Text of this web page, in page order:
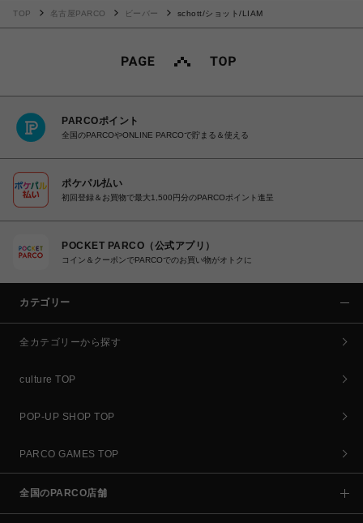
TOP 名古屋PARCO ビーバー schott/ショット/LIAM
PARCOポイント
全国のPARCOやONLINE PARCOで貯まる＆使える
ポケパル払い
初回登録＆お買物で最大1,500円分のPARCOポイント進呈
POCKET PARCO（公式アプリ）
コイン＆クーポンでPARCOでのお買い物がオトクに
カテゴリー
全カテゴリーから探す
culture TOP
POP-UP SHOP TOP
PARCO GAMES TOP
全国のPARCO店舗